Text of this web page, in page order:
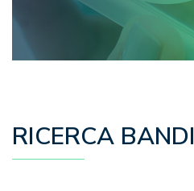
RICERCA BANDI